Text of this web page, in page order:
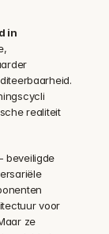
in
realiteit
beveiligde
voor
ze